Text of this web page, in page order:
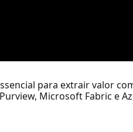
para extrair valor
Microsoft Fabric e